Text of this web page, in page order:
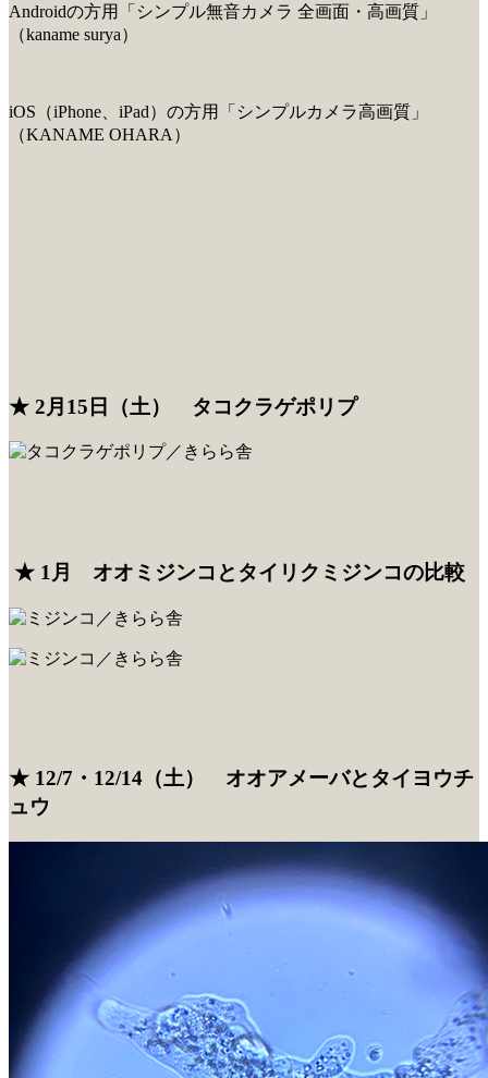
Androidの方用「シンプル無音カメラ 全画面・高画質」
（kaname surya）
iOS（iPhone、iPad）の方用「シンプルカメラ高画質」
（KANAME OHARA）
★ 2月15日（土） タコクラゲポリプ
★ 1月 オオミジンコとタイリクミジンコの比較
★ 12/7・12/14（土） オオアメーバとタイヨウチ
ュウ